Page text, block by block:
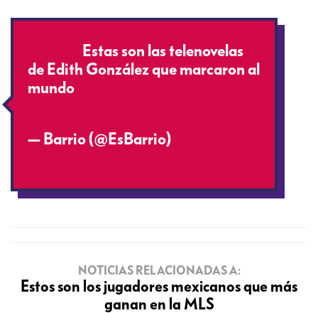
Estas son las telenovelas
de Edith González que marcaron al
mundo
— Barrio (@EsBarrio)
NOTICIAS RELACIONADAS A:
Estos son los jugadores mexicanos que más
ganan en la MLS